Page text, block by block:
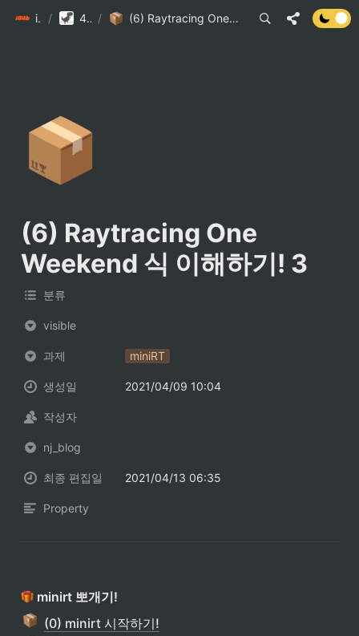
init6 / 42 DB / (6) Raytracing One Weekend 식 이해하기! 3
📦
(6) Raytracing One
Weekend 식 이해하기! 3
분류
visible
과제 miniRT
생성일 2021/04/09 10:04
작성자
nj_blog
최종 편집일 2021/04/13 06:35
Property
minirt 뽀개기!
(0) minirt 시작하기!